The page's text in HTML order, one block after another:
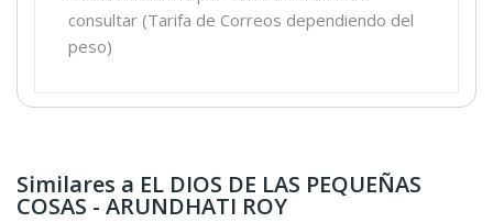
consultar (Tarifa de Correos dependiendo del
peso)
Similares a EL DIOS DE LAS PEQUEÑAS
COSAS - ARUNDHATI ROY